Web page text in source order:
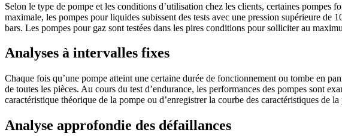
Selon le type de pompe et les conditions d’utilisation chez les clients, certaines
maximale, les pompes pour liquides subissent des tests avec une pression supérieure
bars. Les pompes pour gaz sont testées dans les pires conditions pour solliciter au
Analyses à intervalles fixes
Chaque fois qu’une pompe atteint une certaine durée de fonctionnement ou tombe en
de toutes les pièces. Au cours du test d’endurance, les performances des pompes sont
caractéristique théorique de la pompe ou d’enregistrer la courbe des caractéristiques de
Analyse approfondie des défaillances